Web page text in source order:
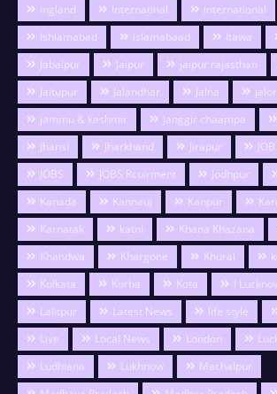
ingland
Internatinal international
Ishlamabad
islamabaad Itawa
Jabalpur
Jaipur jaipur rajasthan
Jaitupur
Jalandhar Jalna jalor
jammu & kashmir
Janggir chaampa
Jhansi
Jharkhand Jirapur
JOBS
JOBS Rcuirment Jodhpur
Kanada
Kannauj Kanpur
Karnatak
katni Khana Khazana
Khandwa
Khargone Khurai
Kolkata
Korba Kota l
Lalitpur
Latest News life style
Live
Local News London
Ludhiana
Lukhnow
Machalpur